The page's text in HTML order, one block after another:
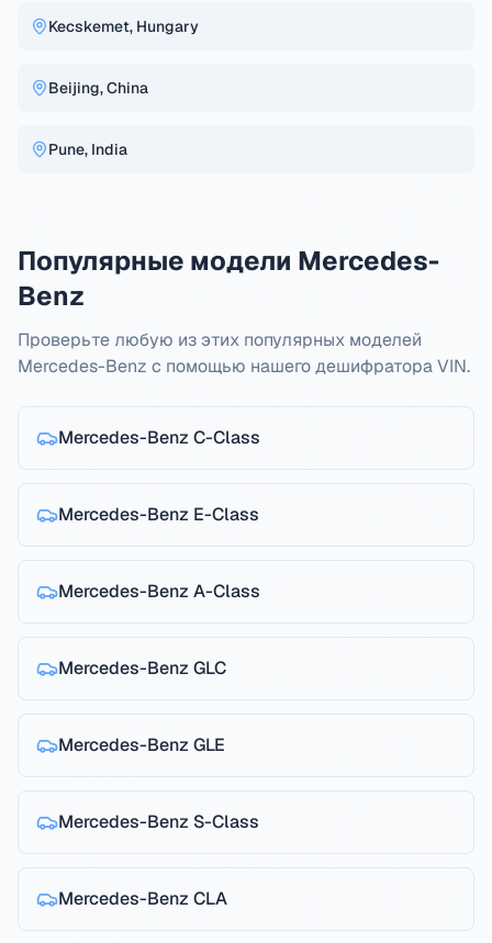
Kecskemet, Hungary
Beijing, China
Pune, India
Популярные модели Mercedes-
Benz
Проверьте любую из этих популярных моделей
Mercedes-Benz с помощью нашего дешифратора VIN.
Mercedes-Benz C-Class
Mercedes-Benz E-Class
Mercedes-Benz A-Class
Mercedes-Benz GLC
Mercedes-Benz GLE
Mercedes-Benz S-Class
Mercedes-Benz CLA